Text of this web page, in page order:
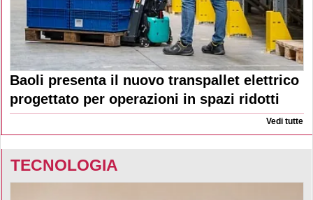
Baoli presenta il nuovo transpallet elettrico
progettato per operazioni in spazi ridotti
Vedi tutte
TECNOLOGIA